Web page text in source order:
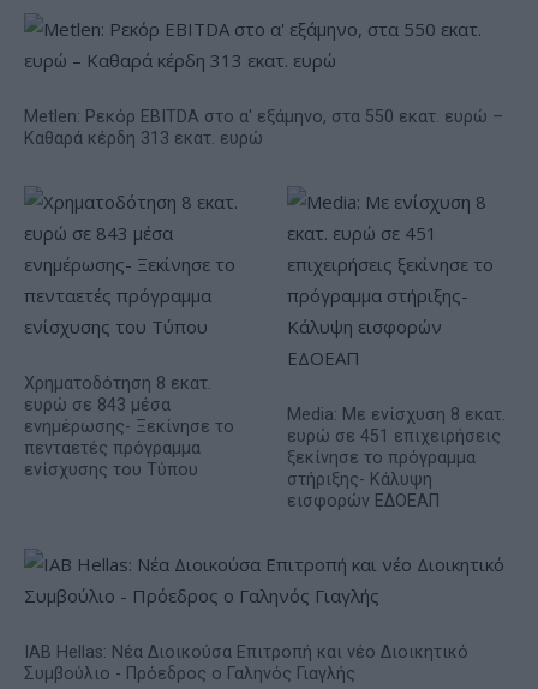
Metlen: Ρεκόρ EBITDA στο α' εξάμηνο, στα 550 εκατ. ευρώ –
Καθαρά κέρδη 313 εκατ. ευρώ
Χρηματοδότηση 8 εκατ.
ευρώ σε 843 μέσα
ενημέρωσης- Ξεκίνησε το
πενταετές πρόγραμμα
ενίσχυσης του Τύπου
Media: Με ενίσχυση 8 εκατ.
ευρώ σε 451 επιχειρήσεις
ξεκίνησε το πρόγραμμα
στήριξης- Κάλυψη
εισφορών ΕΔΟΕΑΠ
IAB Hellas: Νέα Διοικούσα Επιτροπή και νέο Διοικητικό
Συμβούλιο - Πρόεδρος ο Γαληνός Γιαγλής